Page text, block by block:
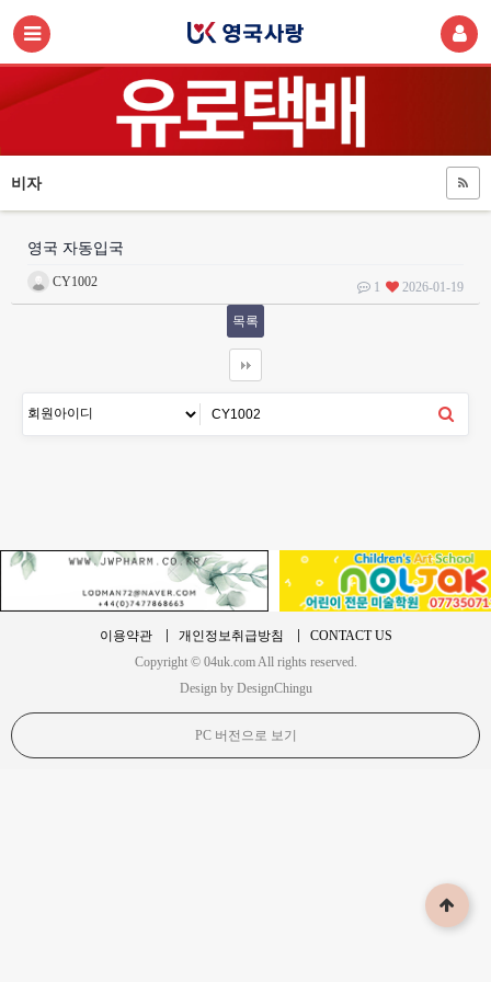
비자
영국 자동입국
CY1002 1 2026-01-19
목록
이용약관 개인정보취급방침
CONTACT US
Copyright © 04uk.com All rights reserved.
Design by DesignChingu
PC 버전으로 보기